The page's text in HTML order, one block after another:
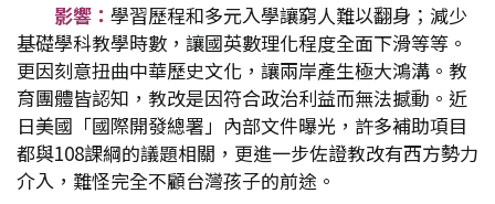
影響： 學習歷程和多元入學讓窮人難以翻身；減少
基礎學科教學時數，讓國英數理化程度全面下滑等等。
更因刻意扭曲中華歷史文化，讓兩岸產生極大鴻溝。教
育團體皆認知，教改是因符合政治利益而無法撼動。近
日美國「國際開發總署」內部文件曝光，許多補助項目
都與108課綱的議題相關，更進一步佐證教改有西方勢力
介入，難怪完全不顧台灣孩子的前途。